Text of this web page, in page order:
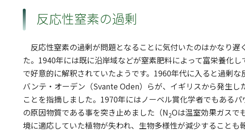
反応性窒素の過剰
反応性窒素の過剰が問題となることに気付いたのはかなり
た。1940年には既に沿岸域などが窒素肥料によって富栄養化
で好意的に解釈されていたようです。1960年代に入ると過剰
バンテ・オーデン（Svante Oden）らが、イギリスから発生
ことを指摘しました。1970年にはノーベル賞化学者でもある
の原因物質である事を突き止めました（N2Oは温室効果ガスで
境に適応していた植物が失われ、生物多様性が減少すること